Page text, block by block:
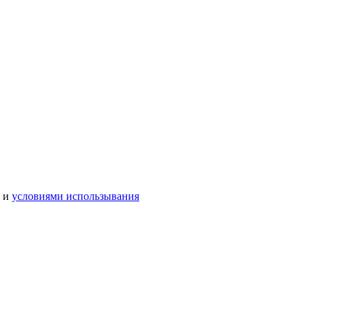
и условиями использывания